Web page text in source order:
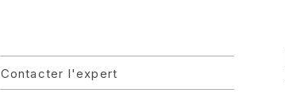
Contacter l'expert